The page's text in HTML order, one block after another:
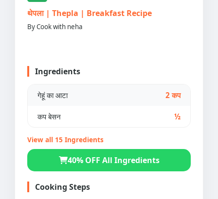
थेपला | Thepla | Breakfast Recipe
By Cook with neha
Ingredients
गेहूं का आटा 2 कप
कप बेसन ½
View all 15 Ingredients
40% OFF All Ingredients
Cooking Steps